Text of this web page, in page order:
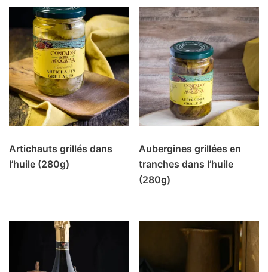
Artichauts grillés dans
l’huile (280g)
Aubergines grillées en
tranches dans l’huile
(280g)